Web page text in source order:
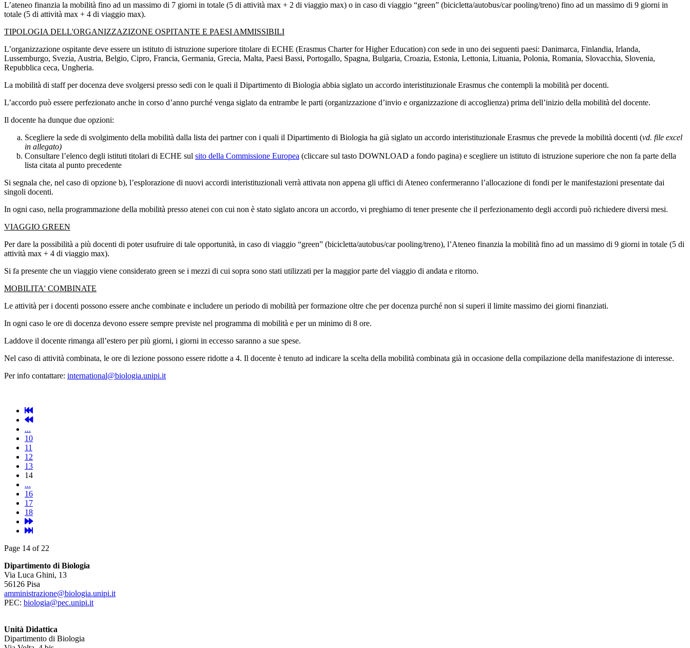
L’ateneo finanzia la mobilità fino ad un massimo di 7 giorni in totale (5 di attività max + 2 di viaggio max) o in caso di viaggio “green” (bicicletta/autobus/car pooling/treno) fino ad un massimo di 9 giorni in
totale (5 di attività max + 4 di viaggio max).
TIPOLOGIA DELL'ORGANIZZAZIZONE OSPITANTE E PAESI AMMISSIBILI
L’organizzazione ospitante deve essere un istituto di istruzione superiore titolare di ECHE (Erasmus Charter for Higher Education) con sede in uno dei seguenti paesi: Danimarca, Finlandia, Irlanda,
Lussemburgo, Svezia, Austria, Belgio, Cipro, Francia, Germania, Grecia, Malta, Paesi Bassi, Portogallo, Spagna, Bulgaria, Croazia, Estonia, Lettonia, Lituania, Polonia, Romania, Slovacchia, Slovenia,
Repubblica ceca, Ungheria.
La mobilità di staff per docenza deve svolgersi presso sedi con le quali il Dipartimento di Biologia abbia siglato un accordo interistituzionale Erasmus che contempli la mobilità per docenti.
L’accordo può essere perfezionato anche in corso d’anno purché venga siglato da entrambe le parti (organizzazione d’invio e organizzazione di accoglienza) prima dell’inizio della mobilità del docente.
Il docente ha dunque due opzioni:
Scegliere la sede di svolgimento della mobilità dalla lista dei partner con i quali il Dipartimento di Biologia ha già siglato un accordo interistituzionale Erasmus che prevede la mobilità docenti (vd. file excel
in allegato)
Consultare l’elenco degli istituti titolari di ECHE sul sito della Commissione Europea (cliccare sul tasto DOWNLOAD a fondo pagina) e scegliere un istituto di istruzione superiore che non fa parte della
lista citata al punto precedente
Si segnala che, nel caso di opzione b), l’esplorazione di nuovi accordi interistituzionali verrà attivata non appena gli uffici di Ateneo confermeranno l’allocazione di fondi per le manifestazioni presentate dai
singoli docenti.
In ogni caso, nella programmazione della mobilità presso atenei con cui non è stato siglato ancora un accordo, vi preghiamo di tener presente che il perfezionamento degli accordi può richiedere diversi mesi.
VIAGGIO GREEN
Per dare la possibilità a più docenti di poter usufruire di tale opportunità, in caso di viaggio “green” (bicicletta/autobus/car pooling/treno), l’Ateneo finanzia la mobilità fino ad un massimo di 9 giorni in totale (5 di
attività max + 4 di viaggio max).
Si fa presente che un viaggio viene considerato green se i mezzi di cui sopra sono stati utilizzati per la maggior parte del viaggio di andata e ritorno.
MOBILITA' COMBINATE
Le attività per i docenti possono essere anche combinate e includere un periodo di mobilità per formazione oltre che per docenza purché non si superi il limite massimo dei giorni finanziati.
In ogni caso le ore di docenza devono essere sempre previste nel programma di mobilità e per un minimo di 8 ore.
Laddove il docente rimanga all’estero per più giorni, i giorni in eccesso saranno a sue spese.
Nel caso di attività combinata, le ore di lezione possono essere ridotte a 4. Il docente è tenuto ad indicare la scelta della mobilità combinata già in occasione della compilazione della manifestazione di interesse.
Per info contattare: international@biologia.unipi.it
...
10
11
12
13
14
...
16
17
18
Page 14 of 22
Dipartimento di Biologia
Via Luca Ghini, 13
56126 Pisa
amministrazione@biologia.unipi.it
PEC: biologia@pec.unipi.it
Unità Didattica
Dipartimento di Biologia